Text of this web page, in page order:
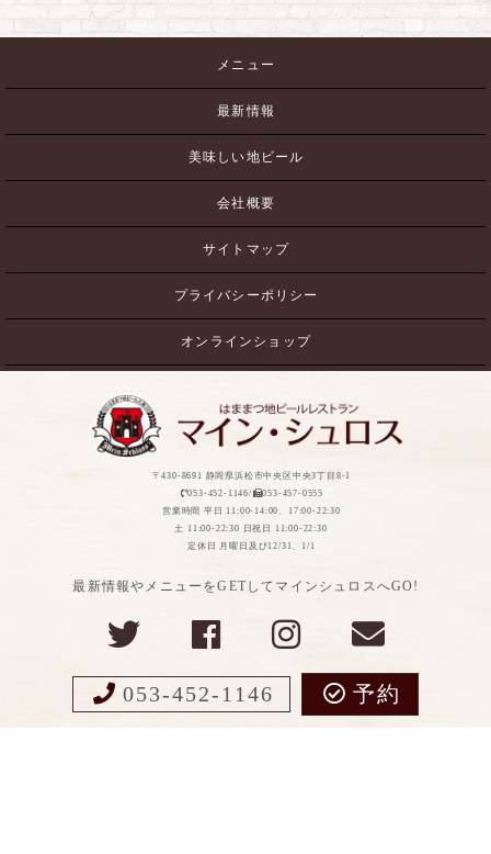
メニュー
最新情報
美味しい地ビール
会社概要
サイトマップ
プライバシーポリシー
オンラインショップ
〒430-8691 静岡県浜松市中央区中央3丁目8-1
053-452-1146/
053-457-0555
営業時間 平日 11:00-14:00、17:00-22:30
土 11:00-22:30 日祝日 11:00-22:30
定休日 月曜日及び12/31、1/1
最新情報やメニューをGETしてマインシュロスへGO!
053-452-1146 予約